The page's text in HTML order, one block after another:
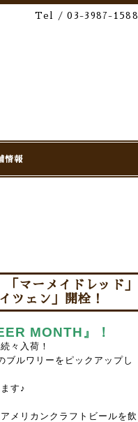
Tel / 03-3987-1588
情報
マーメイドレッド」
ツェン」開栓！
MONTH』！
々入荷！
ブルワリーをピックアップし
す♪
メリカンクラフトビールを飲